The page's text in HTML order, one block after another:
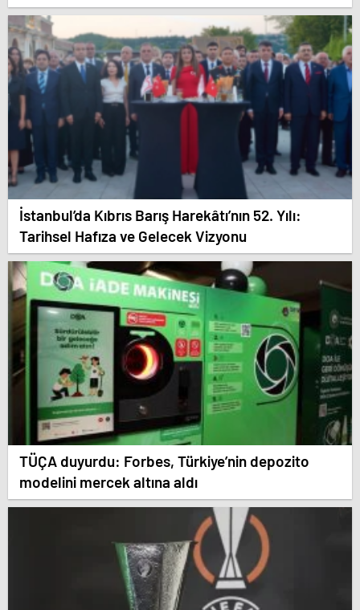
İstanbul’da Kıbrıs Barış Harekâtı’nın 52. Yılı:
Tarihsel Hafıza ve Gelecek Vizyonu
TÜÇA duyurdu: Forbes, Türkiye’nin depozito
modelini mercek altına aldı